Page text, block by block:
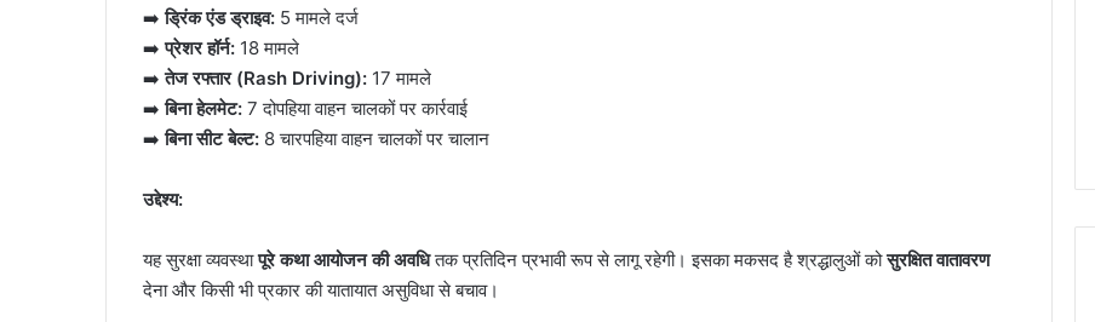
➡️ड्रिंक एंड ड्राइव: 5 मामले दर्ज
➡️प्रेशर हॉर्न: 18 मामले
➡️तेज रफ्तार (Rash Driving): 17 मामले
➡️बिना हेलमेट: 7 दोपहिया वाहन चालकों पर कार्रवाई
➡️बिना सीट बेल्ट: 8 चारपहिया वाहन चालकों पर चालान
उद्देश्य:
यह सुरक्षा व्यवस्थापूरे कथा आयोजन की अवधितक प्रतिदिन प्रभावी रूप से लागू रहेगी। इसका मकसद है श्रद्धालुओं कोसुरक्षित वातावरण
देना और किसी भी प्रकार की यातायात असुविधा से बचाव।